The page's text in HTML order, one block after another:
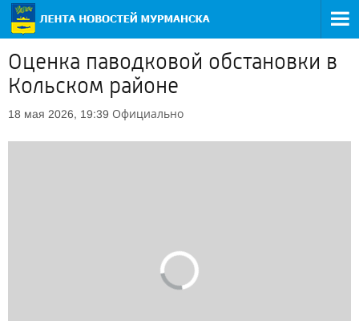
Оценка паводковой обстановки в
Кольском районе
18 мая 2026, 19:39 Официально